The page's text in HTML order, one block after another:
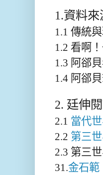
1.資料來
1.1 傳統
1.2 看啊
1.3 阿郤
1.4 阿郤
2. 廷伸
2.1 當代
2.2 第三
2.3 第三
31.金石範